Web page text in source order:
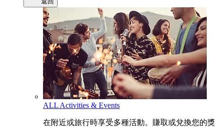
ALL Activities & Events
在附近或旅行時享受多種活動。賺取或兌換您的獎